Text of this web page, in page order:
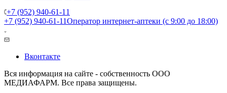
+7 (952) 940-61-11
+7 (952) 940-61-11Оператор интернет-аптеки (с 9:00 до 18:00)
Вконтакте
Вся информация на сайте - собственность ООО
МЕДИАФАРМ. Все права защищены.